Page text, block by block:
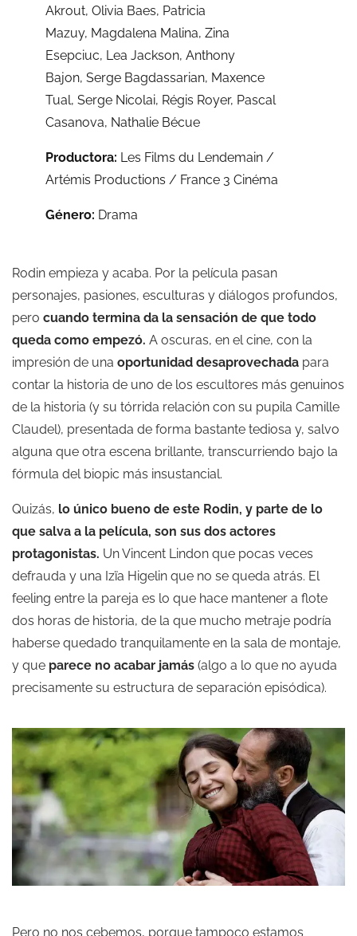
Akrout, Olivia Baes, Patricia
Mazuy, Magdalena Malina, Zina
Esepciuc, Lea Jackson, Anthony
Bajon, Serge Bagdassarian, Maxence
Tual, Serge Nicolai, Régis Royer, Pascal
Casanova, Nathalie Bécue
Productora: Les Films du Lendemain /
Artémis Productions / France 3 Cinéma
Género: Drama
Rodin empieza y acaba. Por la película pasan
personajes, pasiones, esculturas y diálogos profundos,
pero cuando termina da la sensación de que todo
queda como empezó. A oscuras, en el cine, con la
impresión de una oportunidad desaprovechada para
contar la historia de uno de los escultores más genuinos
de la historia (y su tórrida relación con su pupila Camille
Claudel), presentada de forma bastante tediosa y, salvo
alguna que otra escena brillante, transcurriendo bajo la
fórmula del biopic más insustancial.
Quizás, lo único bueno de este Rodin, y parte de lo
que salva a la película, son sus dos actores
protagonistas. Un Vincent Lindon que pocas veces
defrauda y una Izïa Higelin que no se queda atrás. El
feeling entre la pareja es lo que hace mantener a flote
dos horas de historia, de la que mucho metraje podría
haberse quedado tranquilamente en la sala de montaje,
y que parece no acabar jamás (algo a lo que no ayuda
precisamente su estructura de separación episódica).
Pero no nos cebemos, porque tampoco estamos